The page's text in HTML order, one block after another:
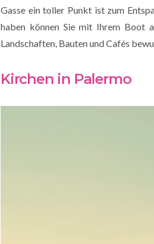
Gasse ein toller Punkt ist zum
haben können Sie mit Ihrem Boot
Landschaften, Bauten und Cafés
Kirchen in Palermo